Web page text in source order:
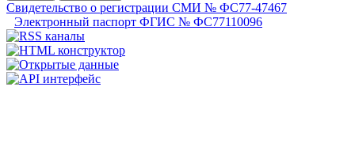
Свидетельство о регистрации СМИ № ФС77-47467
Электронный паспорт ФГИС № ФС77110096